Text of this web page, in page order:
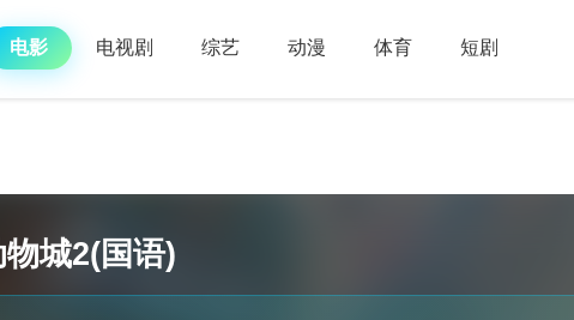
电影 电视剧 综艺 动漫 体育 短剧
城2(国语)